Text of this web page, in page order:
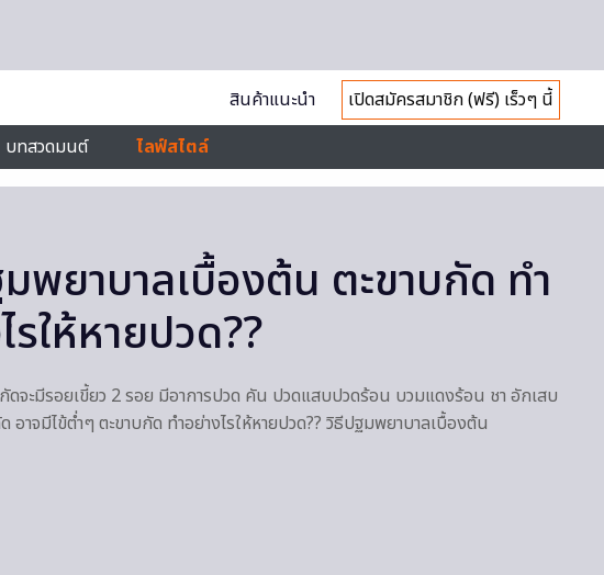
สินค้าแนะนำ
เปิดสมัครสมาชิก (ฟรี) เร็วๆ นี้
บทสวดมนต์ ไลฟ์สไตล์
พยาบาลเบื้องต้น ตะขาบกัด ทำ
รให้หายปวด??
ดจะมีรอยเขี้ยว 2 รอย มีอาการปวด คัน ปวดแสบปวดร้อน บวมแดงร้อน ชา อักเสบ
าจมีไข้ต่ำๆ ตะขาบกัด ทำอย่างไรให้หายปวด?? วิธีปฐมพยาบาลเบื้องต้น